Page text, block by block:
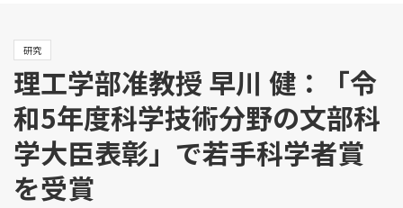
研究
理工学部准教授 早川 健：「令
和5年度科学技術分野の文部科
学大臣表彰」で若手科学者賞
を受賞